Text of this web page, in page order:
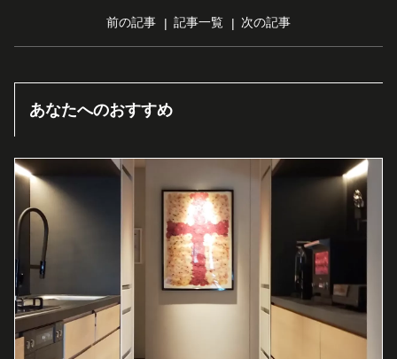
前の記事 記事一覧 次の記事
あなたへのおすすめ